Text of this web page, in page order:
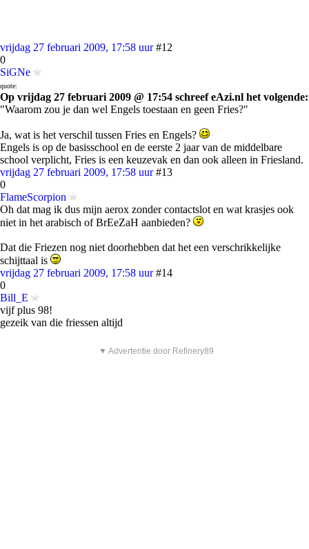
vrijdag 27 februari 2009, 17:58 uur #12
0
SiGNe
quote:
Op vrijdag 27 februari 2009 @ 17:54 schreef eAzi.nl het volgende:
"Waarom zou je dan wel Engels toestaan en geen Fries?"
Ja, wat is het verschil tussen Fries en Engels?
Engels is op de basisschool en de eerste 2 jaar van de middelbare
school verplicht, Fries is een keuzevak en dan ook alleen in Friesland.
vrijdag 27 februari 2009, 17:58 uur #13
0
FlameScorpion
Oh dat mag ik dus mijn aerox zonder contactslot en wat krasjes ook
niet in het arabisch of BrEeZaH aanbieden?
Dat die Friezen nog niet doorhebben dat het een verschrikkelijke
schijttaal is
vrijdag 27 februari 2009, 17:58 uur #14
0
Bill_E
vijf plus 98!
gezeik van die friessen altijd
▼ Advertentie door Refinery89